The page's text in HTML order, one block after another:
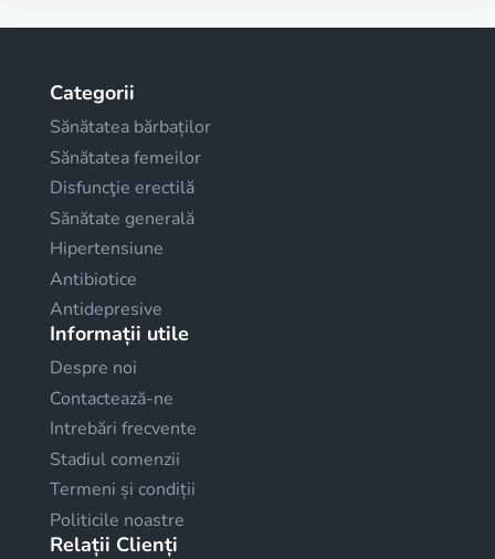
Categorii
Sănătatea bărbaților
Sănătatea femeilor
Disfuncţie erectilă
Sănătate generală
Hipertensiune
Antibiotice
Antidepresive
Informații utile
Despre noi
Contactează-ne
Intrebări frecvente
Stadiul comenzii
Termeni și condiții
Politicile noastre
Relații Clienți